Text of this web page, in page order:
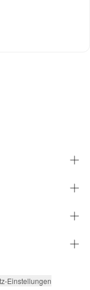
Einstellungen